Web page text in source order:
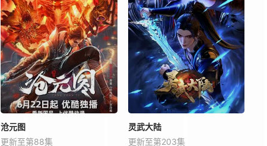
沧元图
更新至第88集
灵武大陆
更新至第203集